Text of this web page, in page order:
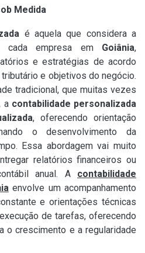
Medida
é aquela que considera a
cada empresa em Goiânia,
e estratégias de acordo
e objetivos do negócio.
tradicional, que muitas vezes
a contabilidade personalizada
, oferecendo orientação
o desenvolvimento da
Essa abordagem vai muito
relatórios financeiros ou
anual. A contabilidade
envolve um acompanhamento
e orientações técnicas
de tarefas, oferecendo
o crescimento e a regularidade